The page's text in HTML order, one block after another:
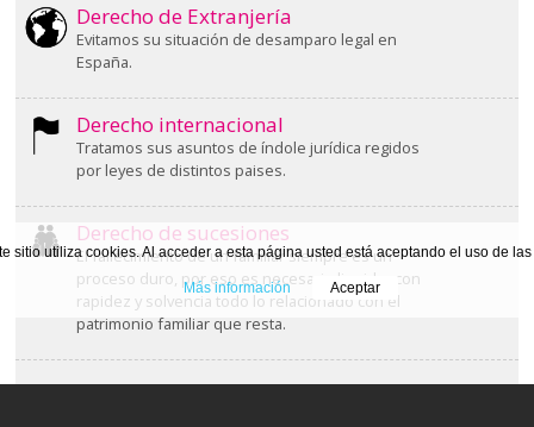
Derecho de Extranjería
Evitamos su situación de desamparo legal en
España.
Derecho internacional
Tratamos sus asuntos de índole jurídica regidos
por leyes de distintos paises.
Derecho de sucesiones
El fallecimiento de un familiar siempre es un
proceso duro, por eso es necesario liquidar con
rapidez y solvencia todo lo relacionado con el
patrimonio familiar que resta.
sitio utiliza cookies. Al acceder a esta página usted está aceptando el uso de las
Más información Aceptar